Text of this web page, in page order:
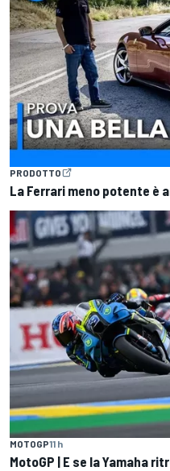
PRODOTTO
La Ferrari meno potente è
MOTOGP11 h
MotoGP | E se la Yamaha